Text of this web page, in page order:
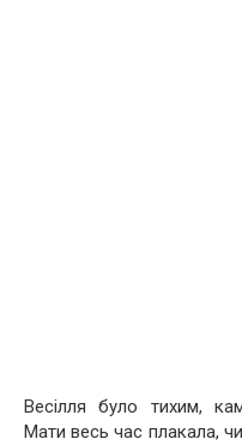
Весілля було тихим,
Мати весь час плакала,